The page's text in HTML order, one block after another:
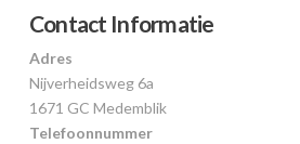
Contact Informatie
Adres
Nijverheidsweg 6a
1671 GC Medemblik
Telefoonnummer